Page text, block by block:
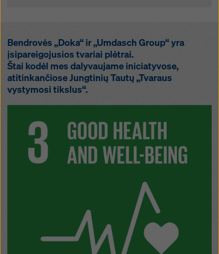
Bendrovės „Doka“ ir „Umdasch Group“ yra
įsipareigojusios tvariai plėtrai.
Štai kodėl mes dalyvaujame iniciatyvose,
atitinkančiose Jungtinių Tautų „Tvaraus
vystymosi tikslus“.